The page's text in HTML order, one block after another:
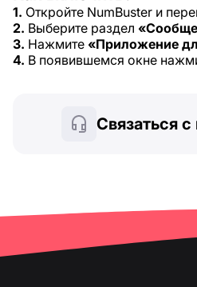
1. Откройте NumBuster и
2. Выберите раздел
3. Нажмите «Приложение
4. В появившемся окне
Связаться